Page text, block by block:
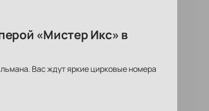
«Мистер Икс» в
Вас ждут яркие цирковые номера